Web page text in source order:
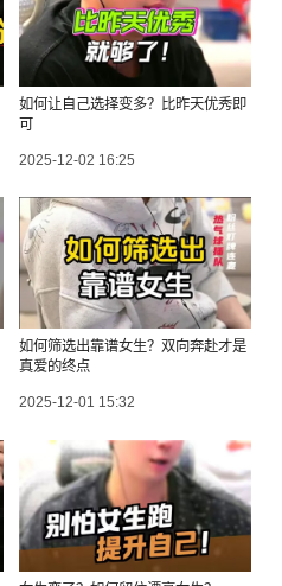
如何让自己选择变多？比昨天优秀即
可
2025-12-02 16:25
如何筛选出靠谱女生？双向奔赴才是
真爱的终点
2025-12-01 15:32